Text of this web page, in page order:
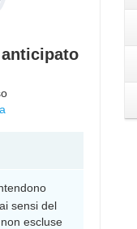
sensi del
escluse